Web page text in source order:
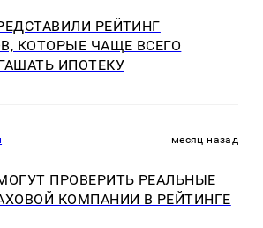
РЕЙТИНГ
КОТОРЫЕ ЧАЩЕ ВСЕГО
ИПОТЕКУ
месяц назад
ПРОВЕРИТЬ РЕАЛЬНЫЕ
КОМПАНИИ В РЕЙТИНГЕ